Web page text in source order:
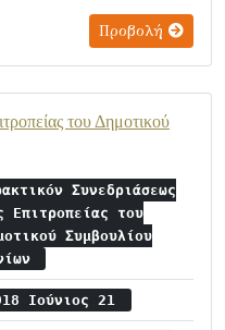
Προβολή
του Δημοτικού
Συνεδριάσεως
Επιτροπείας του
Συμβουλίου
Ιούνιος 21